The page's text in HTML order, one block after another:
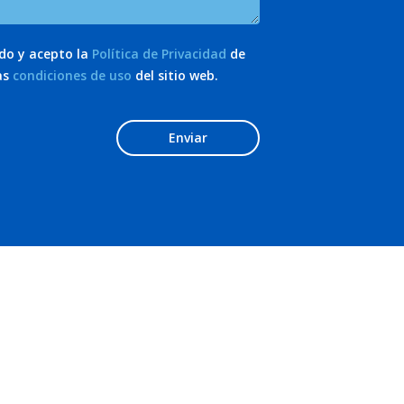
y acepto la Política de Privacidad de
condiciones de uso del sitio web.
Enviar